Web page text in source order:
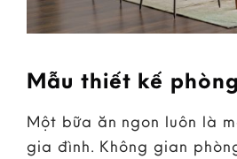
Mẫu thiết kế
Một bữa ăn ngon luôn là
gia đình. Không gian